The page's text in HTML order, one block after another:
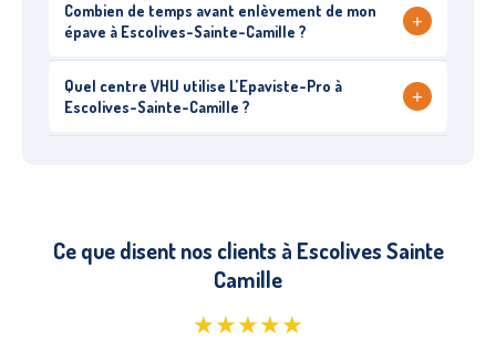
Combien de temps avant enlèvement de mon
épave à Escolives-Sainte-Camille ?
+
Quel centre VHU utilise L’Epaviste-Pro à
Escolives-Sainte-Camille ?
+
Ce que disent nos clients à Escolives Sainte
Camille
★★★★★